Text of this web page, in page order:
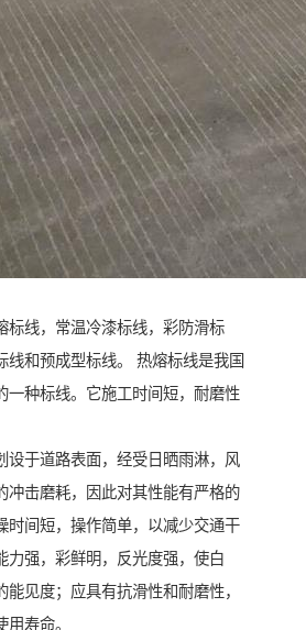
标线，常温冷漆标线，彩防滑标
线和预成型标线。 热熔标线是我国
一种标线。它施工时间短，耐磨性
设于道路表面，经受日晒雨淋，风
冲击磨耗，因此对其性能有严格的
时间短，操作简单，以减少交通干
力强，彩鲜明，反光度强，使白
能见度；应具有抗滑性和耐磨性，
寿命。